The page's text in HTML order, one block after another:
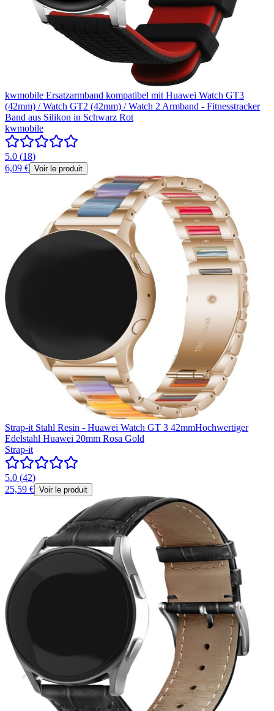
kwmobile Ersatzarmband kompatibel mit Huawei Watch GT3
(42mm) / Watch GT2 (42mm) / Watch 2 Armband - Fitnesstracker
Band aus Silikon in Schwarz Rot
kwmobile
5.0 (18)
6,09 € Voir le produit
Strap-it Stahl Resin - Huawei Watch GT 3 42mmHochwertiger
Edelstahl Huawei 20mm Rosa Gold
Strap-it
5.0 (42)
25,59 € Voir le produit